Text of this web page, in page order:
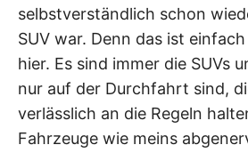
selbstverständlich schon
SUV war. Denn das ist
hier. Es sind immer die SUVs
nur auf der Durchfahrt sind,
verlässlich an die Regeln
Fahrzeuge wie meins